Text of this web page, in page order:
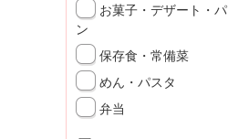
お菓子・デザート・パ
ン
保存食・常備菜
めん・パスタ
弁当